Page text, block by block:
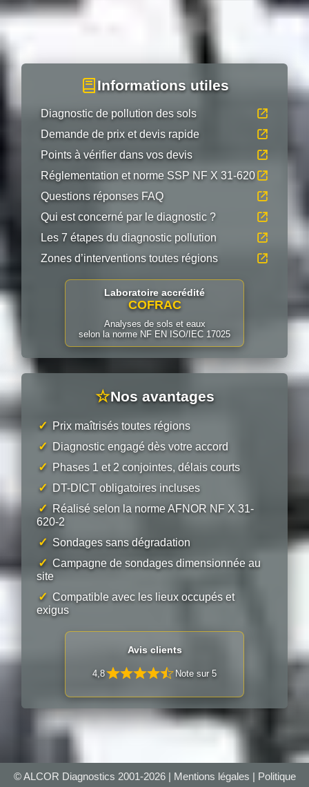
Informations utiles
Diagnostic de pollution des sols
Demande de prix et devis rapide
Points à vérifier dans vos devis
Réglementation et norme SSP NF X 31-620
Questions réponses FAQ
Qui est concerné par le diagnostic ?
Les 7 étapes du diagnostic pollution
Zones d’interventions toutes régions
Laboratoire accrédité
COFRAC
Analyses de sols et eaux
selon la norme NF EN ISO/IEC 17025
☆Nos avantages
✓ Prix maîtrisés toutes régions
✓ Diagnostic engagé dès votre accord
✓ Phases 1 et 2 conjointes, délais courts
✓ DT-DICT obligatoires incluses
✓
Réalisé selon la norme AFNOR NF X 31-
620-2
✓ Sondages sans dégradation
✓ Campagne de sondages dimensionnée au
site
✓ Compatible avec les lieux occupés et
exigus
Avis clients
4,8 Note sur 5
© ALCOR Diagnostics 2001-2026 | Mentions légales | Politique